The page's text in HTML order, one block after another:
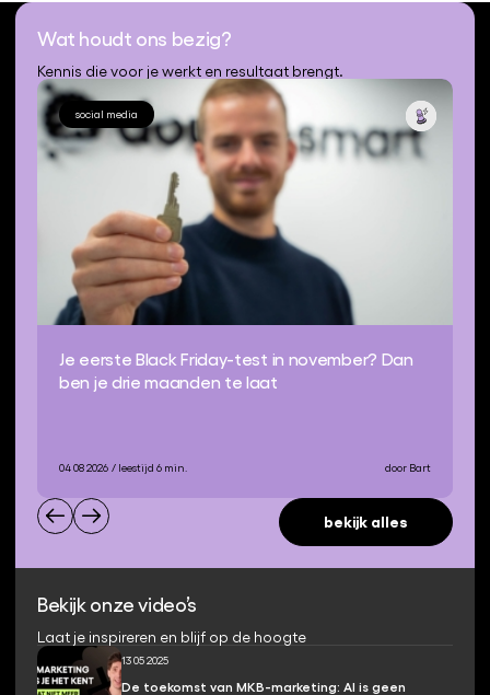
Wat houdt ons bezig?
Kennis die voor je werkt en resultaat brengt.
social media
Je eerste Black Friday-test in november? Dan
ben je drie maanden te laat
04 08 2026 / leestijd 6 min. door Bart
bekijk alles
Bekijk onze video’s
Laat je inspireren en blijf op de hoogte
13 05 2025
De toekomst van MKB-marketing: AI is geen